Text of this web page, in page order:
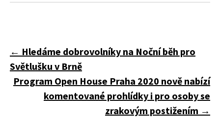
Navigace
pro
← Hledáme dobrovolníky na Noční běh pro
Světlušku v Brně
Program Open House Praha 2020 nově nabízí
komentované prohlídky i pro osoby se
zrakovým postižením →